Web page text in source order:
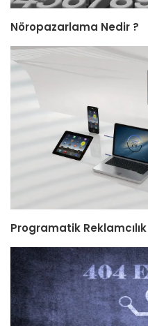
Nöropazarlama Nedir ?
Programatik Reklamcılık